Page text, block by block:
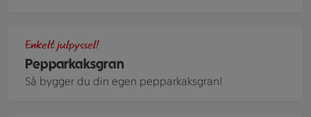
Pepparkaksgran
Enkelt julpyssel!
Så bygger du din egen pepparkaksgran!